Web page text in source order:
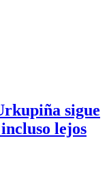
sigue
lejos